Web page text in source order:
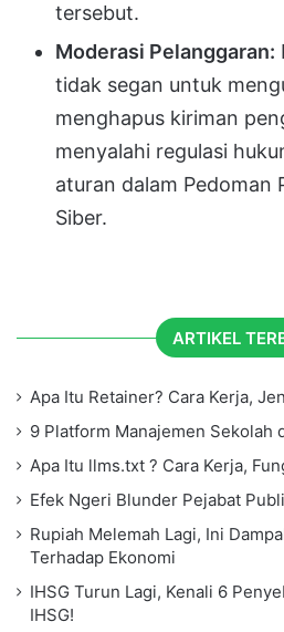
tersebut.
Moderasi Pelanggaran:
tidak segan untuk
menghapus kiriman
menyalahi regulasi
aturan dalam Pedoman
Siber.
ARTIKEL
Apa Itu Retainer? Cara Kerja,
9 Platform Manajemen Sekolah
Apa Itu llms.txt ? Cara Kerja,
Efek Ngeri Blunder Pejabat
Rupiah Melemah Lagi, Ini
Terhadap Ekonomi
IHSG Turun Lagi, Kenali 6
IHSG!